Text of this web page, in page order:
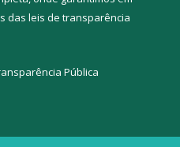
das leis de transparência
Pública